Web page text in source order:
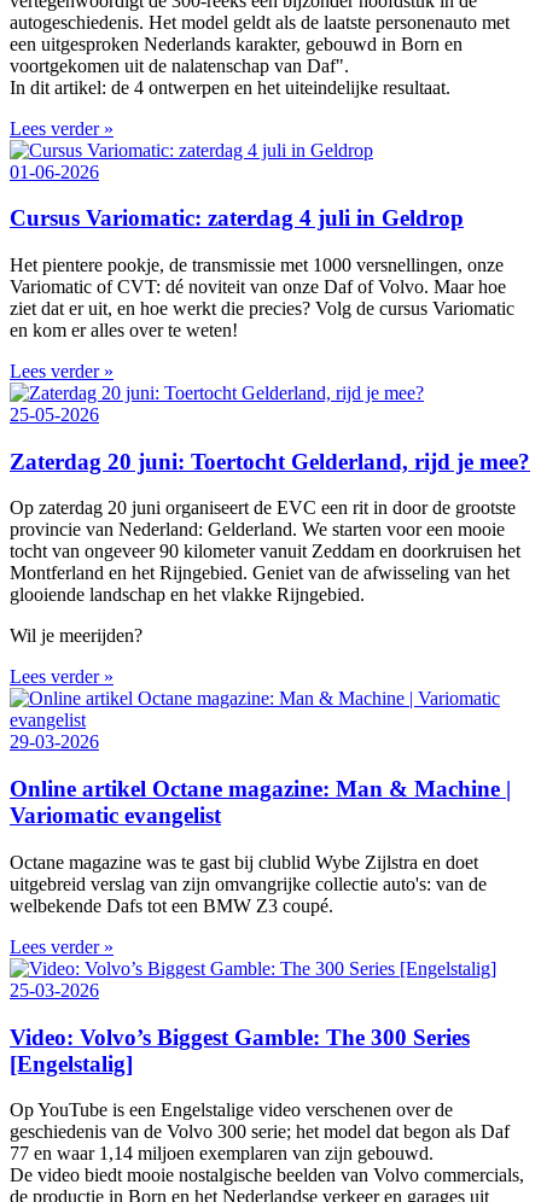
autogeschiedenis. Het model geldt als de laatste personenauto met
een uitgesproken Nederlands karakter, gebouwd in Born en
voortgekomen uit de nalatenschap van Daf".
In dit artikel: de 4 ontwerpen en het uiteindelijke resultaat.
Lees verder »
01-06-2026
Cursus Variomatic: zaterdag 4 juli in Geldrop
Het pientere pookje, de transmissie met 1000 versnellingen, onze
Variomatic of CVT: dé noviteit van onze Daf of Volvo. Maar hoe
ziet dat er uit, en hoe werkt die precies? Volg de cursus Variomatic
en kom er alles over te weten!
Lees verder »
25-05-2026
Zaterdag 20 juni: Toertocht Gelderland, rijd je mee?
Op zaterdag 20 juni organiseert de EVC een rit in door de grootste
provincie van Nederland: Gelderland. We starten voor een mooie
tocht van ongeveer 90 kilometer vanuit Zeddam en doorkruisen het
Montferland en het Rijngebied. Geniet van de afwisseling van het
glooiende landschap en het vlakke Rijngebied.
Wil je meerijden?
Lees verder »
29-03-2026
Online artikel Octane magazine: Man & Machine |
Variomatic evangelist
Octane magazine was te gast bij clublid Wybe Zijlstra en doet
uitgebreid verslag van zijn omvangrijke collectie auto's: van de
welbekende Dafs tot een BMW Z3 coupé.
Lees verder »
25-03-2026
Video: Volvo’s Biggest Gamble: The 300 Series
[Engelstalig]
Op YouTube is een Engelstalige video verschenen over de
geschiedenis van de Volvo 300 serie; het model dat begon als Daf
77 en waar 1,14 miljoen exemplaren van zijn gebouwd.
De video biedt mooie nostalgische beelden van Volvo commercials,
de productie in Born en het Nederlandse verkeer en garages uit